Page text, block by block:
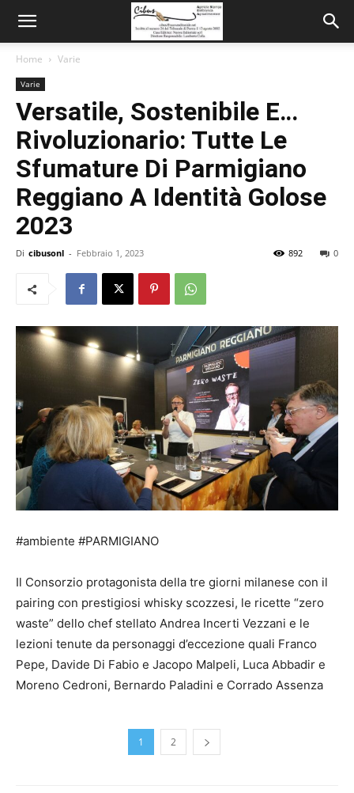
Home Varie
Varie
Versatile, Sostenibile E…
Rivoluzionario: Tutte Le
Sfumature Di Parmigiano
Reggiano A Identità Golose
2023
Di cibusonl - Febbraio 1, 2023 0
892
#ambiente #PARMIGIANO
Il Consorzio protagonista della tre giorni milanese con il
pairing con prestigiosi whisky scozzesi, le ricette “zero
waste” dello chef stellato Andrea Incerti Vezzani e le
lezioni tenute da personaggi d’eccezione quali Franco
Pepe, Davide Di Fabio e Jacopo Malpeli, Luca Abbadir e
Moreno Cedroni, Bernardo Paladini e Corrado Assenza
1 2